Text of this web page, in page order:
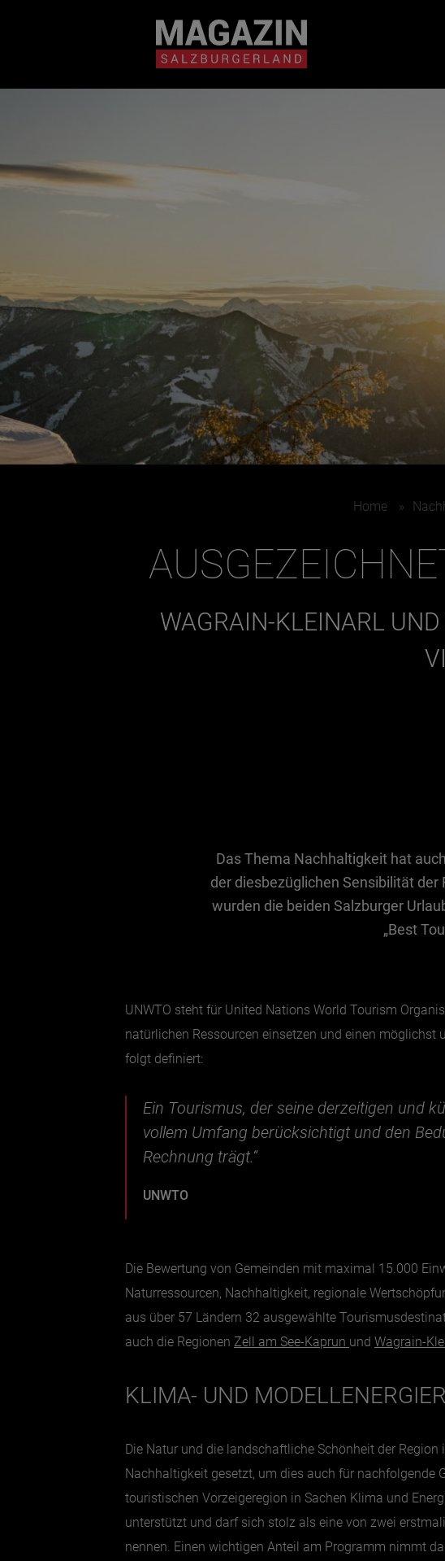
BEITRÄGE IN MEINER NÄHE ANZEIGEN
Home »
WAGRAIN-KLEINARL
Das Thema Nachhaltigkeit hat
der diesbezüglichen Sensibilität
wurden die beiden Salzburger
„Best
UNWTO steht für United Nations World Tourism
natürlichen Ressourcen einsetzen und einen
folgt definiert:
Ein Tourismus, der seine derzeitigen und
vollem Umfang berücksichtigt und den
Rechnung trägt.“
UNWTO
Die Bewertung von Gemeinden mit maximal 15.000
Naturressourcen, Nachhaltigkeit, regionale
aus über 57 Ländern 32 ausgewählte
auch die Regionen Zell am See-Kaprun und Wagrain-
KLIMA- UND
Die Natur und die landschaftliche Schönheit der
Nachhaltigkeit gesetzt, um dies auch für nachfolgende
touristischen Vorzeigeregion in Sachen Klima und
unterstützt und darf sich stolz als eine von zwei
nennen. Einen wichtigen Anteil am Programm nimmt